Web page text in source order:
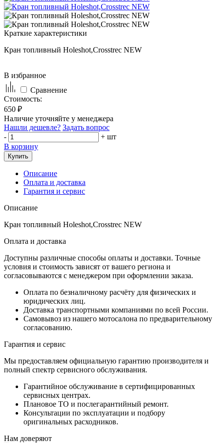
Краткие характеристики
Кран топливный Holeshot,Crosstrec NEW
В избранное
Сравнение
Стоимость:
650 ₽
Наличие уточняйте у менеджера
Нашли дешевле? Задать вопрос
-
+ шт
В корзину
Купить
Описание
Оплата и доставка
Гарантия и сервис
Описание
Кран топливный Holeshot,Crosstrec NEW
Оплата и доставка
Доступны различные способы оплаты и доставки. Точные
условия и стоимость зависят от вашего региона и
согласовываются с менеджером при оформлении заказа.
Оплата по безналичному расчёту для физических и
юридических лиц.
Доставка транспортными компаниями по всей России.
Самовывоз из нашего мотосалона по предварительному
согласованию.
Гарантия и сервис
Мы предоставляем официальную гарантию производителя и
полный спектр сервисного обслуживания.
Гарантийное обслуживание в сертифицированных
сервисных центрах.
Плановое ТО и послегарантийный ремонт.
Консультации по эксплуатации и подбору
оригинальных расходников.
Нам доверяют